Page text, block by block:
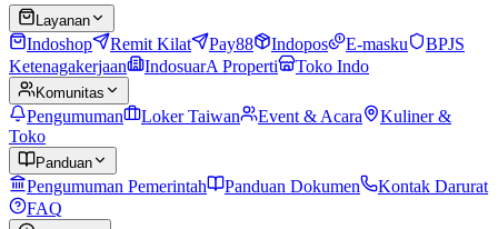
Layanan
Indoshop Remit Kilat Pay88 Indopos E-masku
BPJS
Ketenagakerjaan
IndosuarA Properti Toko Indo
Komunitas
Pengumuman Loker Taiwan Event & Acara
Kuliner &
Toko
Panduan
Pengumuman Pemerintah Panduan Dokumen
Kontak Darurat
FAQ